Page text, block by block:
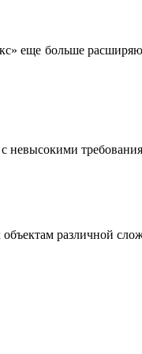
еще больше
невысокими
различной